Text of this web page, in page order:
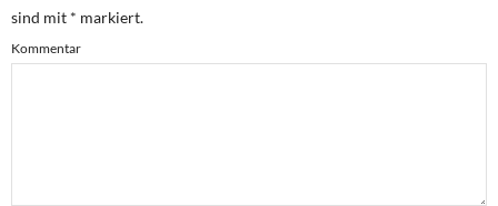
sind mit * markiert.
Kommentar